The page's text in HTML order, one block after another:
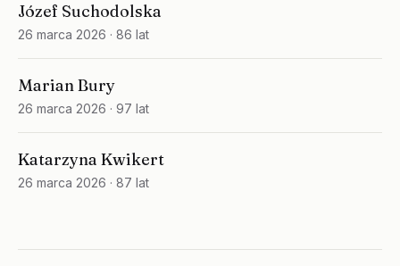
Józef Suchodolska
26 marca 2026 · 86 lat
Marian Bury
26 marca 2026 · 97 lat
Katarzyna Kwikert
26 marca 2026 · 87 lat